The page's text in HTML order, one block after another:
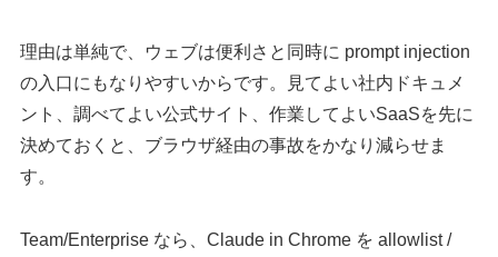
理由は単純で、ウェブは便利さと同時に prompt injection
の入口にもなりやすいからです。見てよい社内ドキュメ
ント、調べてよい公式サイト、作業してよいSaaSを先に
決めておくと、ブラウザ経由の事故をかなり減らせま
す。
Team/Enterprise なら、Claude in Chrome を allowlist /